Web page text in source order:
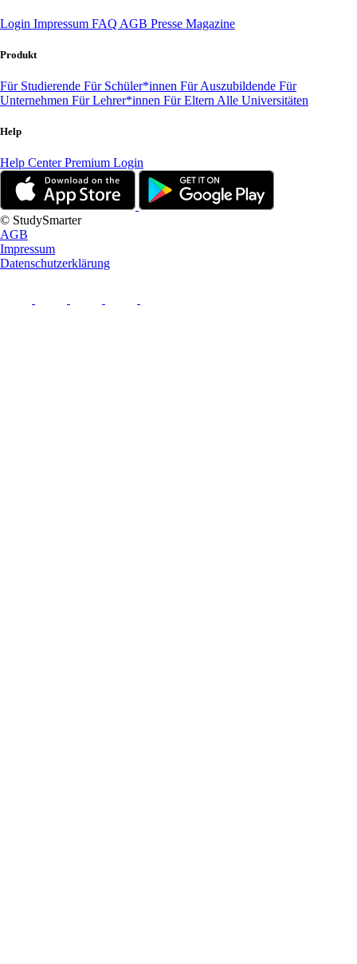
Login Impressum FAQ AGB Presse Magazine
Produkt
Für Studierende Für Schüler*innen Für Auszubildende Für
Unternehmen Für Lehrer*innen Für Eltern Alle Universitäten
Help
Help CenterPremium Login
© StudySmarter
AGB
Impressum
Datenschutzerklärung